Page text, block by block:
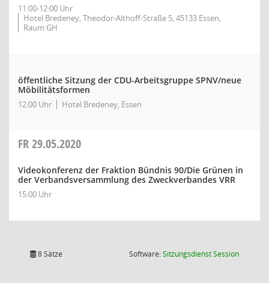
11:00-12:00 Uhr
Hotel Bredeney, Theodor-Althoff-Straße 5, 45133 Essen,
Raum GH
öffentliche Sitzung der CDU-Arbeitsgruppe SPNV/neue
Möbilitätsformen
12:00 Uhr Hotel Bredeney, Essen
FR29.05.2020
Videokonferenz der Fraktion Bündnis 90/Die Grünen in
der Verbandsversammlung des Zweckverbandes VRR
15:00 Uhr
8 Sätze Software:SitzungsdienstSession(Wird in